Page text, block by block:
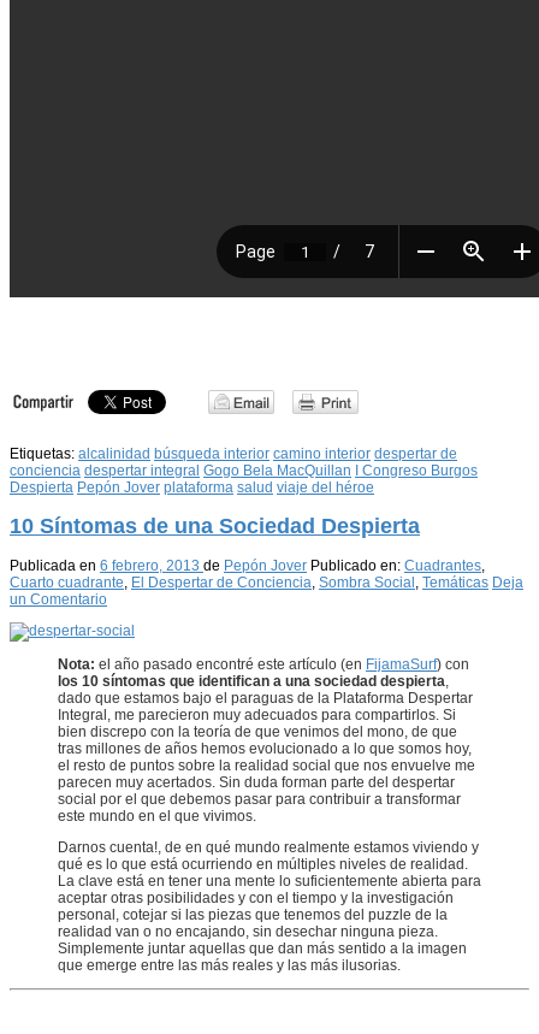
Etiquetas: alcalinidad búsqueda interior camino interior despertar de
conciencia despertar integral Gogo Bela MacQuillan I Congreso Burgos
Despierta Pepón Jover plataforma salud viaje del héroe
10 Síntomas de una Sociedad Despierta
Publicada en 6 febrero, 2013 de Pepón Jover Publicado en: Cuadrantes
Cuarto cuadrante El Despertar de Conciencia Sombra Social Temáticas Deja
un Comentario
Nota: el año pasado encontré este artículo (en FijamaSurf) con
los 10 síntomas que identifican a una sociedad despierta
dado que estamos bajo el paraguas de la Plataforma Despertar
Integral, me parecieron muy adecuados para compartirlos. Si
bien discrepo con la teoría de que venimos del mono, de que
tras millones de años hemos evolucionado a lo que somos hoy,
el resto de puntos sobre la realidad social que nos envuelve me
parecen muy acertados. Sin duda forman parte del despertar
social por el que debemos pasar para contribuir a transformar
este mundo en el que vivimos.
Darnos cuenta!, de en qué mundo realmente estamos viviendo y
qué es lo que está ocurriendo en múltiples niveles de realidad.
La clave está en tener una mente lo suficientemente abierta para
aceptar otras posibilidades y con el tiempo y la investigación
personal, cotejar si las piezas que tenemos del puzzle de la
realidad van o no encajando, sin desechar ninguna pieza.
Simplemente juntar aquellas que dan más sentido a la imagen
que emerge entre las más reales y las más ilusorias.